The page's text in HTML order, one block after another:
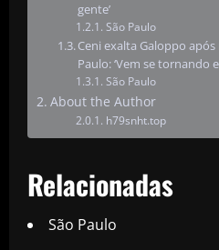
gente’
São Paulo
Ceni exalta Galoppo
Paulo: ‘Vem se
São Paulo
About the Author
h79snht.top
Relacionadas
São Paulo